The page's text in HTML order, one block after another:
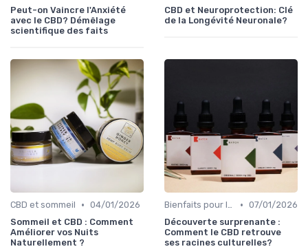
Peut-on Vaincre l'Anxiété
avec le CBD? Démêlage
scientifique des faits
CBD et Neuroprotection: Clé
de la Longévité Neuronale?
CBD et sommeil • 04/01/2026
Sommeil et CBD : Comment
Améliorer vos Nuits
Naturellement ?
Bienfaits pour la santé • 07/01/2026
Découverte surprenante :
Comment le CBD retrouve
ses racines culturelles?